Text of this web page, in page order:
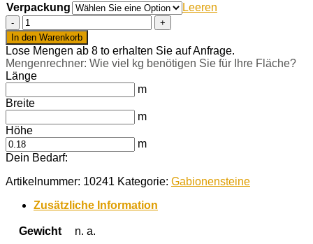
Verpackung
Leeren
Alpensteine
GS
120-
250
mm
Menge
In den Warenkorb
Lose Mengen ab 8 to erhalten Sie auf Anfrage.
Mengenrechner: Wie viel kg benötigen Sie für Ihre Fläche?
Länge
m
Breite
m
Höhe
m
Dein Bedarf:
Artikelnummer: 10241 Kategorie: Gabionensteine
Zusätzliche Information
Gewicht n. a.